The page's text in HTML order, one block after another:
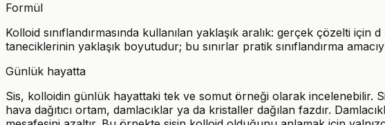
Formül
Kolloid sınıflandırmasında kullanılan yaklaşık aralık: gerçek çözelti
taneciklerinin yaklaşık boyutudur; bu sınırlar pratik sınıflandırma
Günlük hayatta
Sis, kolloidin günlük hayattaki tek ve somut örneği olarak incelenebilir.
hava dağıtıcı ortam, damlacıklar ya da kristaller dağılan fazdır.